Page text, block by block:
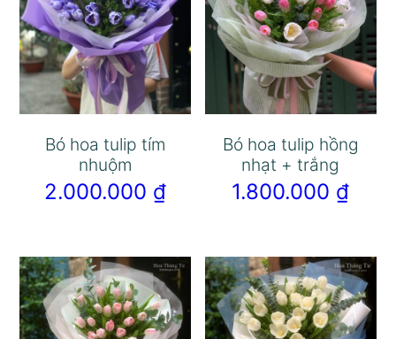
Bó hoa tulip tím
nhuộm
2.000.000 ₫
Bó hoa tulip hồng
nhạt + trắng
1.800.000 ₫